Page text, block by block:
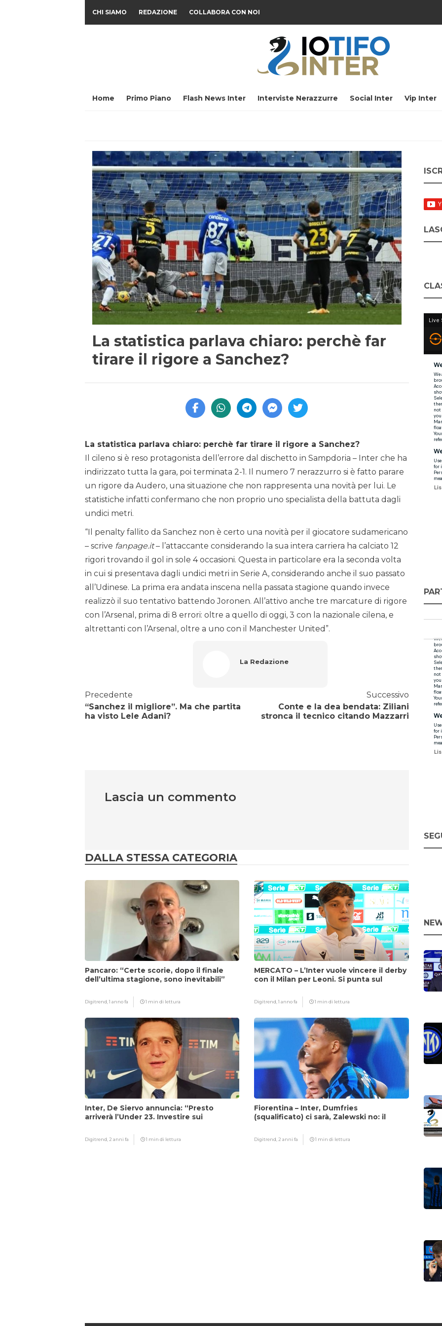
CHI SIAMO REDAZIONE COLLABORA CON NOI
Home Primo Piano Flash News Inter Interviste Nerazzurre Social Inter Vip Inter
La statistica parlava chiaro: perchè far
tirare il rigore a Sanchez?
La statistica parlava chiaro: perchè far tirare il rigore a Sanchez?
Il cileno si è reso protagonista dell’errore dal dischetto in Sampdoria – Inter che ha
indirizzato tutta la gara, poi terminata 2-1. Il numero 7 nerazzurro si è fatto parare
un rigore da Audero, una situazione che non rappresenta una novità per lui. Le
statistiche infatti confermano che non proprio uno specialista della battuta dagli
undici metri.
“Il penalty fallito da Sanchez non è certo una novità per il giocatore sudamericano
– scrive fanpage.it– l’attaccante considerando la sua intera carriera ha calciato 12
rigori trovando il gol in sole 4 occasioni. Questa in particolare era la seconda volta
in cui si presentava dagli undici metri in Serie A, considerando anche il suo passato
all’Udinese. La prima era andata inscena nella passata stagione quando invece
realizzò il suo tentativo battendo Joronen. All’attivo anche tre marcature di rigore
con l’Arsenal, prima di 8 errori: oltre a quello di oggi, 3 con la nazionale cilena, e
altrettanti con l’Arsenal, oltre a uno con il Manchester United”.
La Redazione
Precedente
“Sanchez il migliore”. Ma che partita
ha visto Lele Adani?
Successivo
Conte e la dea bendata: Ziliani
stronca il tecnico citando Mazzarri
Lascia un commento
DALLA STESSA CATEGORIA
Pancaro: “Certe scorie, dopo il finale
dell’ultima stagione, sono inevitabili”
Digitrend,1 anno fa 1 min di lettura
MERCATO – L’Inter vuole vincere il derby
con il Milan per Leoni. Si punta sul
Digitrend,1 anno fa 1 min di lettura
Inter, De Siervo annuncia: “Presto
arriverà l’Under 23. Investire sui
Digitrend,2 anni fa 1 min di lettura
Fiorentina – Inter, Dumfries
(squalificato) ci sarà, Zalewski no: il
Digitrend,2 anni fa 1 min di lettura